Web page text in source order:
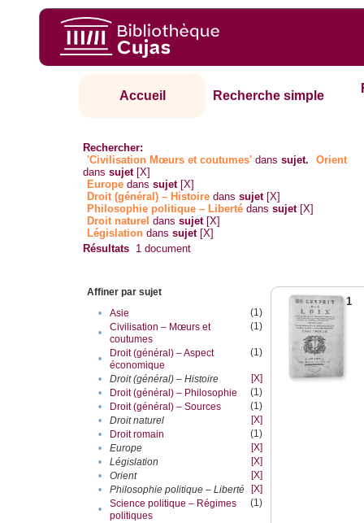
Accueil Recherche simple
Rechercher:
'Civilisation Mœurs et coutumes' danssujet.
Orient
danssujet [X]
Europe danssujet [X]
Droit (général) – Histoire danssujet [X]
Philosophie politique – Liberté danssujet [X]
Droit naturel danssujet [X]
Législation danssujet [X]
Résultats 1 document
Affiner par sujet
•
Asie
(1)
•
Civilisation – Mœurs et
coutumes
(1)
•
Droit (général) – Aspect
économique
(1)
• Droit (général) – Histoire
[X]
•
Droit (général) – Philosophie
(1)
•
Droit (général) – Sources
(1)
•
Droit naturel
[X]
•
Droit romain
(1)
•
Europe
[X]
•
Législation
[X]
•
Orient
[X]
•
Philosophie politique – Liberté
[X]
•
Science politique – Régimes
politiques
(1)
1